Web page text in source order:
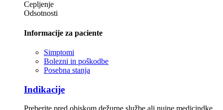
Cepljenje
Odsotnosti
Informacije za paciente
Simptomi
Bolezni in poškodbe
Posebna stanja
Indikacije